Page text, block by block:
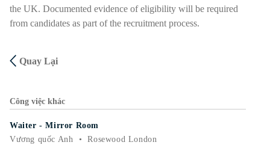
the UK. Documented evidence of eligibility will be required
from candidates as part of the recruitment process.
Quay Lại
Công việc khác
Waiter - Mirror Room
Vương quốc Anh
• Rosewood London